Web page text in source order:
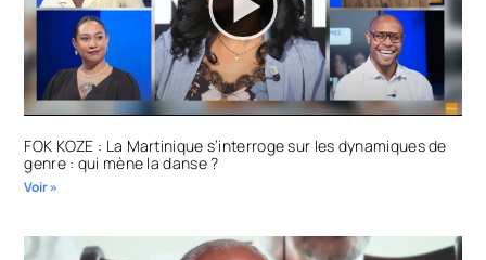
FOK KOZE : La Martinique s’interroge sur les dynamiques de
genre : qui mène la danse ?
Voir »